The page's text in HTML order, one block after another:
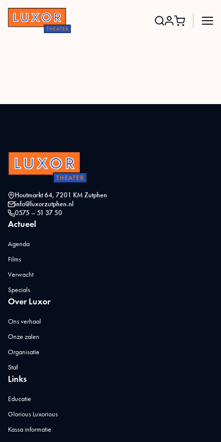
Houtmarkt 64, 7201 KM Zutphen
info@luxorzutphen.nl
0575 – 51 37 50
Actueel
Agenda
Films
Verwacht
Specials
Over Luxor
Ons verhaal
Onze zalen
Organisatie
Staf
Links
Educatie
Glorious Luxorious
Kassa informatie